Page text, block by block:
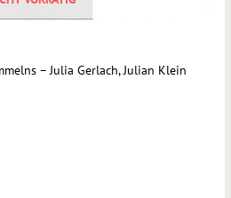
– Julia Gerlach, Julian Klein